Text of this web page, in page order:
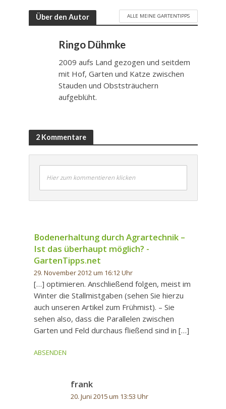
Über den Autor ALLE MEINE GARTENTIPPS
Ringo Dühmke
2009 aufs Land gezogen und seitdem
mit Hof, Garten und Katze zwischen
Stauden und Obststräuchern
aufgeblüht.
2 Kommentare
Hier zum kommentieren klicken
Bodenerhaltung durch Agrartechnik –
Ist das überhaupt möglich? -
GartenTipps.net
29. November 2012 um 16:12 Uhr
[…] optimieren. Anschließend folgen, meist im
Winter die Stallmistgaben (sehen Sie hierzu
auch unseren Artikel zum Frühmist). – Sie
sehen also, dass die Parallelen zwischen
Garten und Feld durchaus fließend sind in […]
ABSENDEN
frank
20. Juni 2015 um 13:53 Uhr